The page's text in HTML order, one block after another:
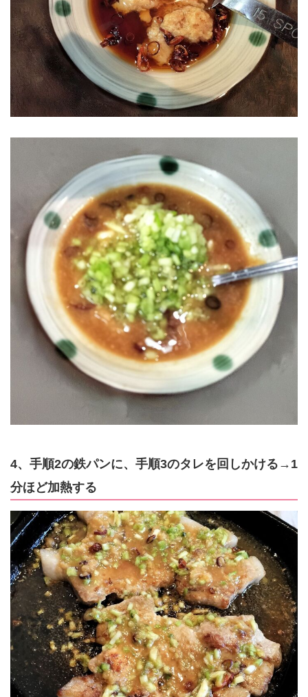
4、手順2の鉄パンに、手順3のタレを回しかける→1
分ほど加熱する